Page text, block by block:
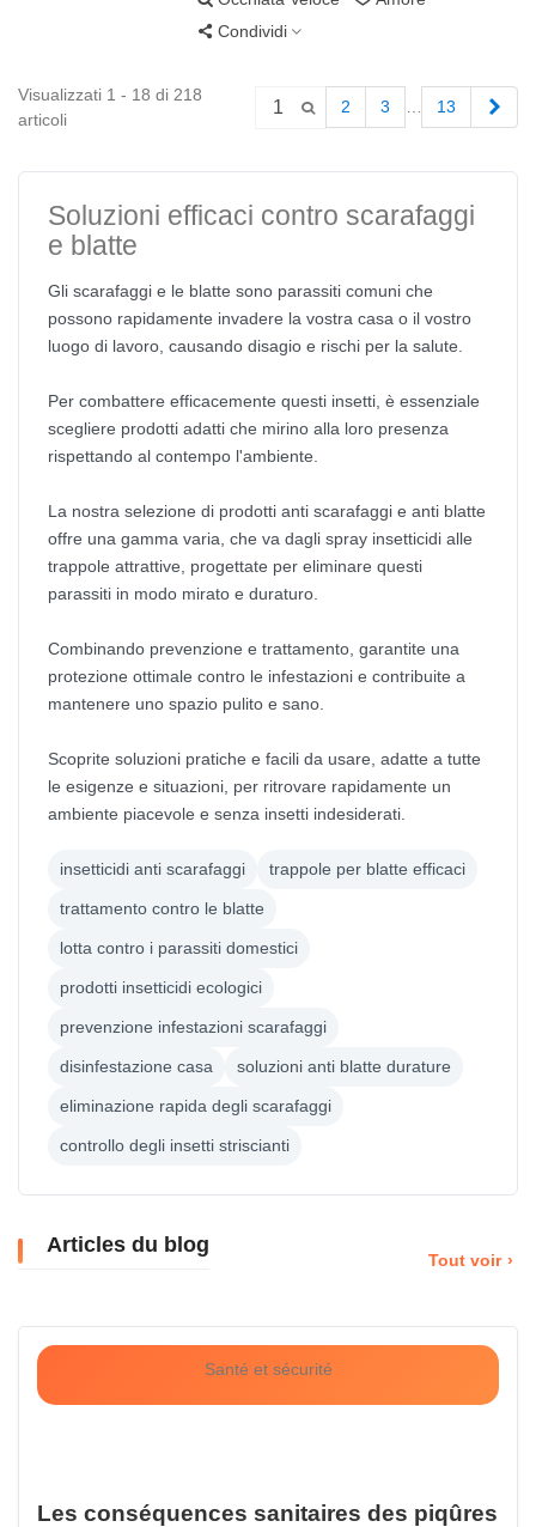
Condividi
Visualizzati 1 - 18 di 218
articoli
2 3 … 13
Soluzioni efficaci contro scarafaggi
e blatte
Gli scarafaggi e le blatte sono parassiti comuni che
possono rapidamente invadere la vostra casa o il vostro
luogo di lavoro, causando disagio e rischi per la salute.
Per combattere efficacemente questi insetti, è essenziale
scegliere prodotti adatti che mirino alla loro presenza
rispettando al contempo l'ambiente.
La nostra selezione di prodotti anti scarafaggi e anti blatte
offre una gamma varia, che va dagli spray insetticidi alle
trappole attrattive, progettate per eliminare questi
parassiti in modo mirato e duraturo.
Combinando prevenzione e trattamento, garantite una
protezione ottimale contro le infestazioni e contribuite a
mantenere uno spazio pulito e sano.
Scoprite soluzioni pratiche e facili da usare, adatte a tutte
le esigenze e situazioni, per ritrovare rapidamente un
ambiente piacevole e senza insetti indesiderati.
insetticidi anti scarafaggi trappole per blatte efficaci
trattamento contro le blatte
lotta contro i parassiti domestici
prodotti insetticidi ecologici
prevenzione infestazioni scarafaggi
disinfestazione casa soluzioni anti blatte durature
eliminazione rapida degli scarafaggi
controllo degli insetti striscianti
Articles du blog
Tout voir
Santé et sécurité
Les conséquences sanitaires des piqûres